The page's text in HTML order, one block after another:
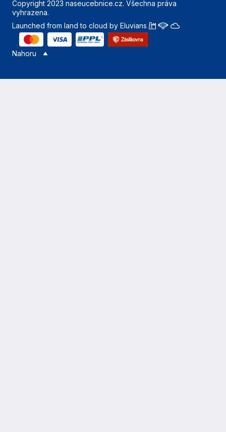
Copyright 2023 naseucebnice.cz. Všechna práva
vyhrazena.
Launched from land to cloud by Eluvians
Nahoru